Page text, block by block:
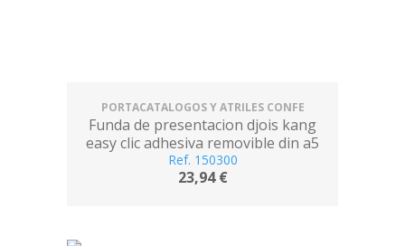
PORTACATALOGOS Y ATRILES CONFE
Funda de presentacion djois kang
easy clic adhesiva removible din a5
esquina magnetica pack 5 uds
Ref. 150300
23,94 €